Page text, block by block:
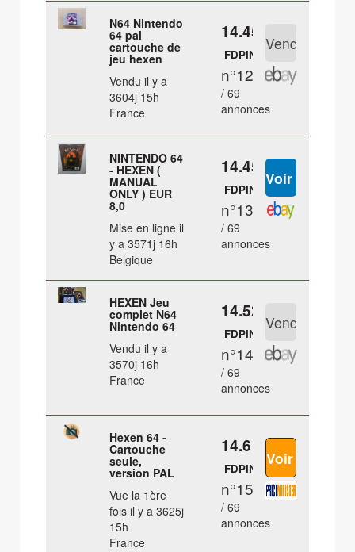
N64 Nintendo
64 pal
cartouche de
jeu hexen
Vendu il y a
3604j 15h
France
14.45 €
FDPIN
n°12
/ 69
annonces
NINTENDO 64
- HEXEN (
MANUAL
ONLY ) EUR
8,0
Mise en ligne il
y a 3571j 16h
Belgique
14.45 €
FDPIN
n°13
/ 69
annonces
HEXEN Jeu
complet N64
Nintendo 64
Vendu il y a
3570j 16h
France
14.52 €
FDPIN
n°14
/ 69
annonces
Hexen 64 -
Cartouche
seule,
version PAL
Vue la 1ère
fois il y a 3625j
15h
France
14.6 €
FDPIN
n°15
/ 69
annonces